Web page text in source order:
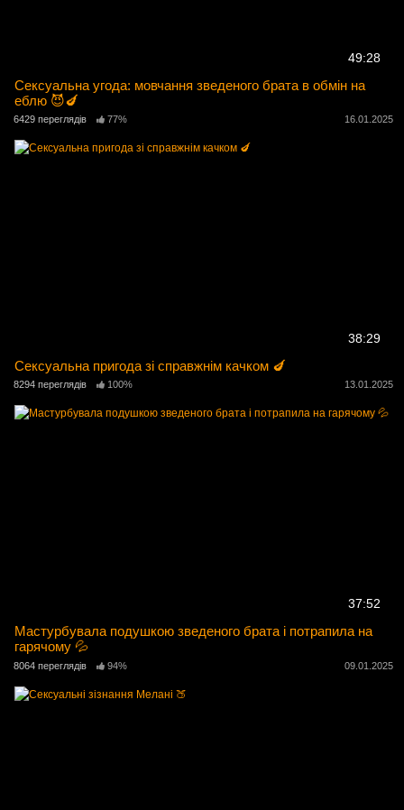
49:28
Сексуальна угода: мовчання зведеного брата в обмін на
еблю 😈🍆
6429 переглядів 77% 16.01.2025
38:29
Сексуальна пригода зі справжнім качком 🍆
8294 переглядів 100% 13.01.2025
37:52
Мастурбувала подушкою зведеного брата і потрапила на
гарячому 💦
8064 переглядів 94% 09.01.2025